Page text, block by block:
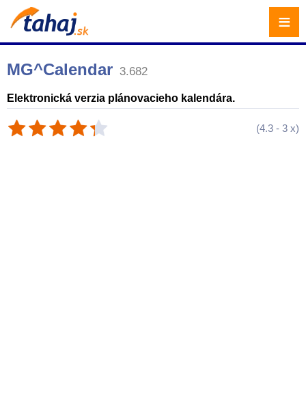
MG^Calendar 3.682
Elektronická verzia plánovacieho kalendára.
(4.3 - 3 x)
≡